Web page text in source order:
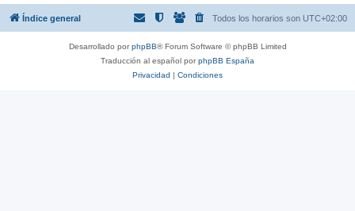
Índice general Todos los horarios son UTC+02:00
Desarrollado porphpBB® Forum Software © phpBB Limited
Traducción al español porphpBB España
Privacidad | Condiciones